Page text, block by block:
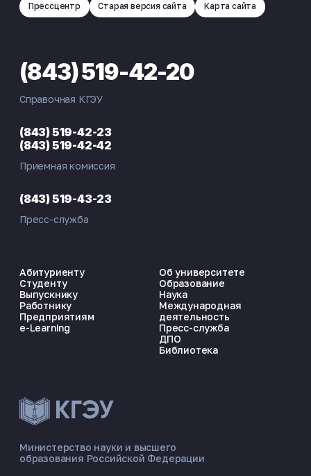
Прессцентр Старая версия сайта Карта сайта
Министерство науки и высшего
образования Российской Федерации
Абитуриенту
Студенту
Выпускнику
Работнику
Предприятиям
e-Learning
Об университете
Образование
Наука
Международная
деятельность
Пресс-служба
ДПО
Библиотека
(843) 519-42-20
Справочная КГЭУ
(843) 519-42-23
(843) 519-42-42
Приемная комиссия
(843) 519-43-23
Пресс-служба